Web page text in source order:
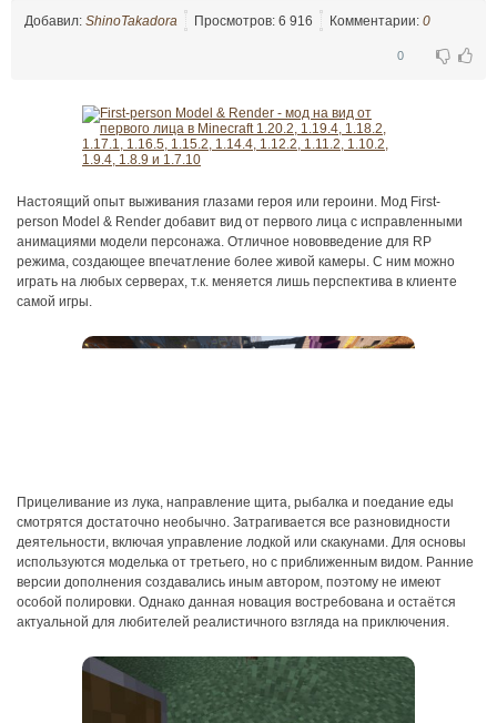
Добавил: ShinoTakadora Просмотров: 6 916 Комментарии: 0
0
Настоящий опыт выживания глазами героя или героини. Мод First-
person Model & Render добавит вид от первого лица с исправленными
анимациями модели персонажа. Отличное нововведение для RP
режима, создающее впечатление более живой камеры. С ним можно
играть на любых серверах, т.к. меняется лишь перспектива в клиенте
самой игры.
Прицеливание из лука, направление щита, рыбалка и поедание еды
смотрятся достаточно необычно. Затрагивается все разновидности
деятельности, включая управление лодкой или скакунами. Для основы
используются моделька от третьего, но с приближенным видом. Ранние
версии дополнения создавались иным автором, поэтому не имеют
особой полировки. Однако данная новация востребована и остаётся
актуальной для любителей реалистичного взгляда на приключения.